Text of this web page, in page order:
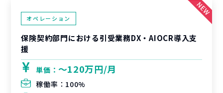
オペレーション
保険契約部門における引受業務DX・AIOCR導入支
援
単価： 〜120万円/月
稼働率： 100%